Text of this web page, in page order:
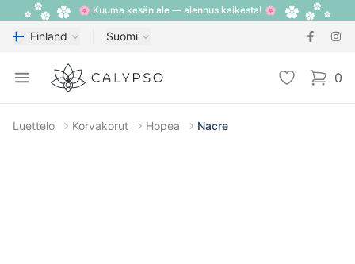
🌸 Kuuma kesän ale — alennus kaikesta! 🌸
Finland Suomi
Open menu
Calypso Toivelista 0
items
Luettelo Korvakorut Hopea Nacre